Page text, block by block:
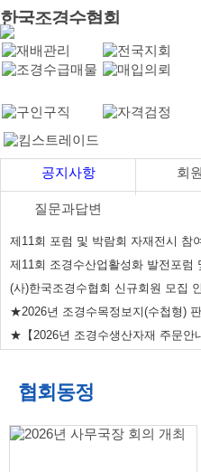
한국조경수협회
공지사항 회
질문과답변
제11회 포럼 및 박람회 자재전시 참
제11회 조경수산업활성화 발전포럼
(사)한국조경수협회 신규회원 모집
★2026년 조경수목정보지(수첩형)
★【2026년 조경수생산자재 주문안
협회동정